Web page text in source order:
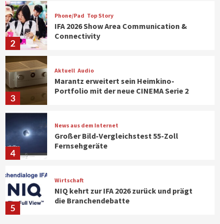
2
Phone/Pad Top Story
IFA 2026 Show Area Communication &
Connectivity
3
Aktuell Audio
Marantz erweitert sein Heimkino-
Portfolio mit der neue CINEMA Serie 2
4
News aus dem Internet
Großer Bild-Vergleichstest 55-Zoll
Fernsehgeräte
5
Wirtschaft
NIQ kehrt zur IFA 2026 zurück und prägt
die Branchendebatte